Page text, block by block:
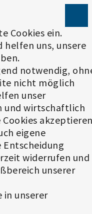
Cookies ein.
helfen uns, unsere
notwendig,
nicht möglich
unser
und wirtschaftlich
eigene
widerrufen und
unserer
in unserer